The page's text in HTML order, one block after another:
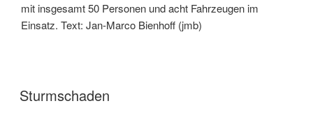
mit insgesamt 50 Personen und acht Fahrzeugen im
Einsatz. Text: Jan-Marco Bienhoff (jmb)
Sturmschaden